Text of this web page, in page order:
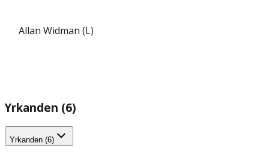
Allan Widman (L)
Yrkanden (6)
Yrkanden (6)